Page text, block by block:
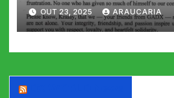
OUT 23, 2025 ARAUCARIA